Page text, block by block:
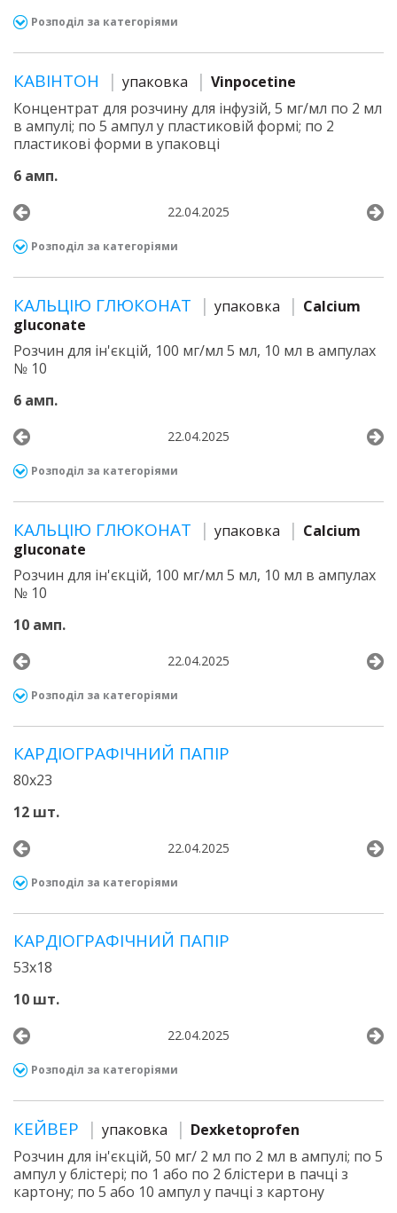
Розподіл за категоріями
КАВІНТОН упаковка
Vinpocetine
Концентрат для розчину для інфузій, 5 мг/мл по 2 мл
в ампулі; по 5 ампул у пластиковій формі; по 2
пластикові форми в упаковці
6 амп.
22.04.2025
Розподіл за категоріями
КАЛЬЦІЮ ГЛЮКОНАТ упаковка
Calcium
gluconate
Розчин для ін'єкцій, 100 мг/мл 5 мл, 10 мл в ампулах
№ 10
6 амп.
22.04.2025
Розподіл за категоріями
КАЛЬЦІЮ ГЛЮКОНАТ упаковка
Calcium
gluconate
Розчин для ін'єкцій, 100 мг/мл 5 мл, 10 мл в ампулах
№ 10
10 амп.
22.04.2025
Розподіл за категоріями
КАРДІОГРАФІЧНИЙ ПАПІР
80х23
12 шт.
22.04.2025
Розподіл за категоріями
КАРДІОГРАФІЧНИЙ ПАПІР
53х18
10 шт.
22.04.2025
Розподіл за категоріями
КЕЙВЕР упаковка
Dexketoprofen
Розчин для ін'єкцій, 50 мг/ 2 мл по 2 мл в ампулі; по 5
ампул у блістері; по 1 або по 2 блістери в пачці з
картону; по 5 або 10 ампул у пачці з картону